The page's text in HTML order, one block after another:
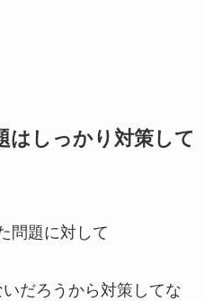
はしっかり対策して
問題に対して
だろうから対策してな